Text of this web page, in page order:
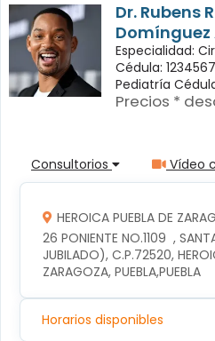
Dr. Rubens
Domínguez
Especialidad:
Cédula:
Pediatría
Precios *
Consultorios Vídeo
HEROICA PUEBLA DE
26 PONIENTE NO.1109  ,
JUBILADO), C.P.72520,
ZARAGOZA, PUEBLA,PUEBLA
Horarios disponibles